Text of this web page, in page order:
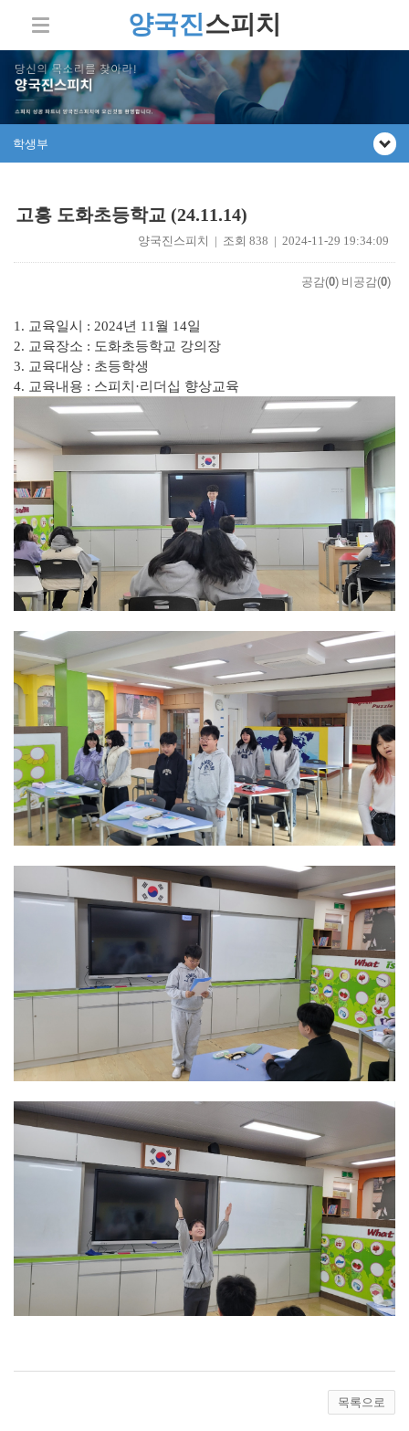
양국진스피치
학생부
고흥 도화초등학교 (24.11.14)
양국진스피치 | 조회 838 | 2024-11-29 19:34:09
공감(0) 비공감(0)
1. 교육일시 : 2024년 11 월 14일
2. 교육장소 : 도화초등학교 강의장
3. 교육대상 : 초등학생
4. 교육내용 : 스피치 ·리더십 향상교육
목록으로